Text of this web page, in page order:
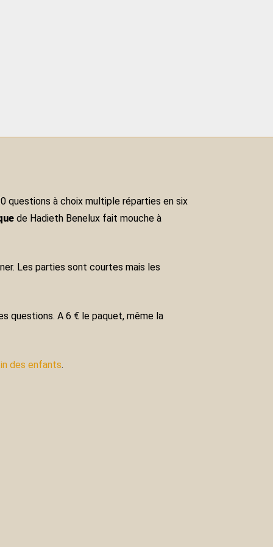
questions à choix multiple réparties en six
de Hadieth Benelux fait mouche à
Les parties sont courtes mais les
questions. A 6 € le paquet, même la
des enfants.